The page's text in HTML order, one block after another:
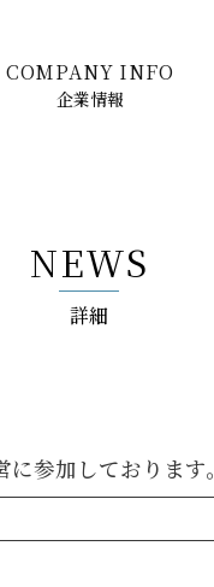
COMPANY INFO
企業情報
NEWS
詳細
参加しております。